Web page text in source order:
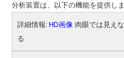
分析装置は、以下の機能を提供しま
詳細情報: HD画像肉眼では見え
る